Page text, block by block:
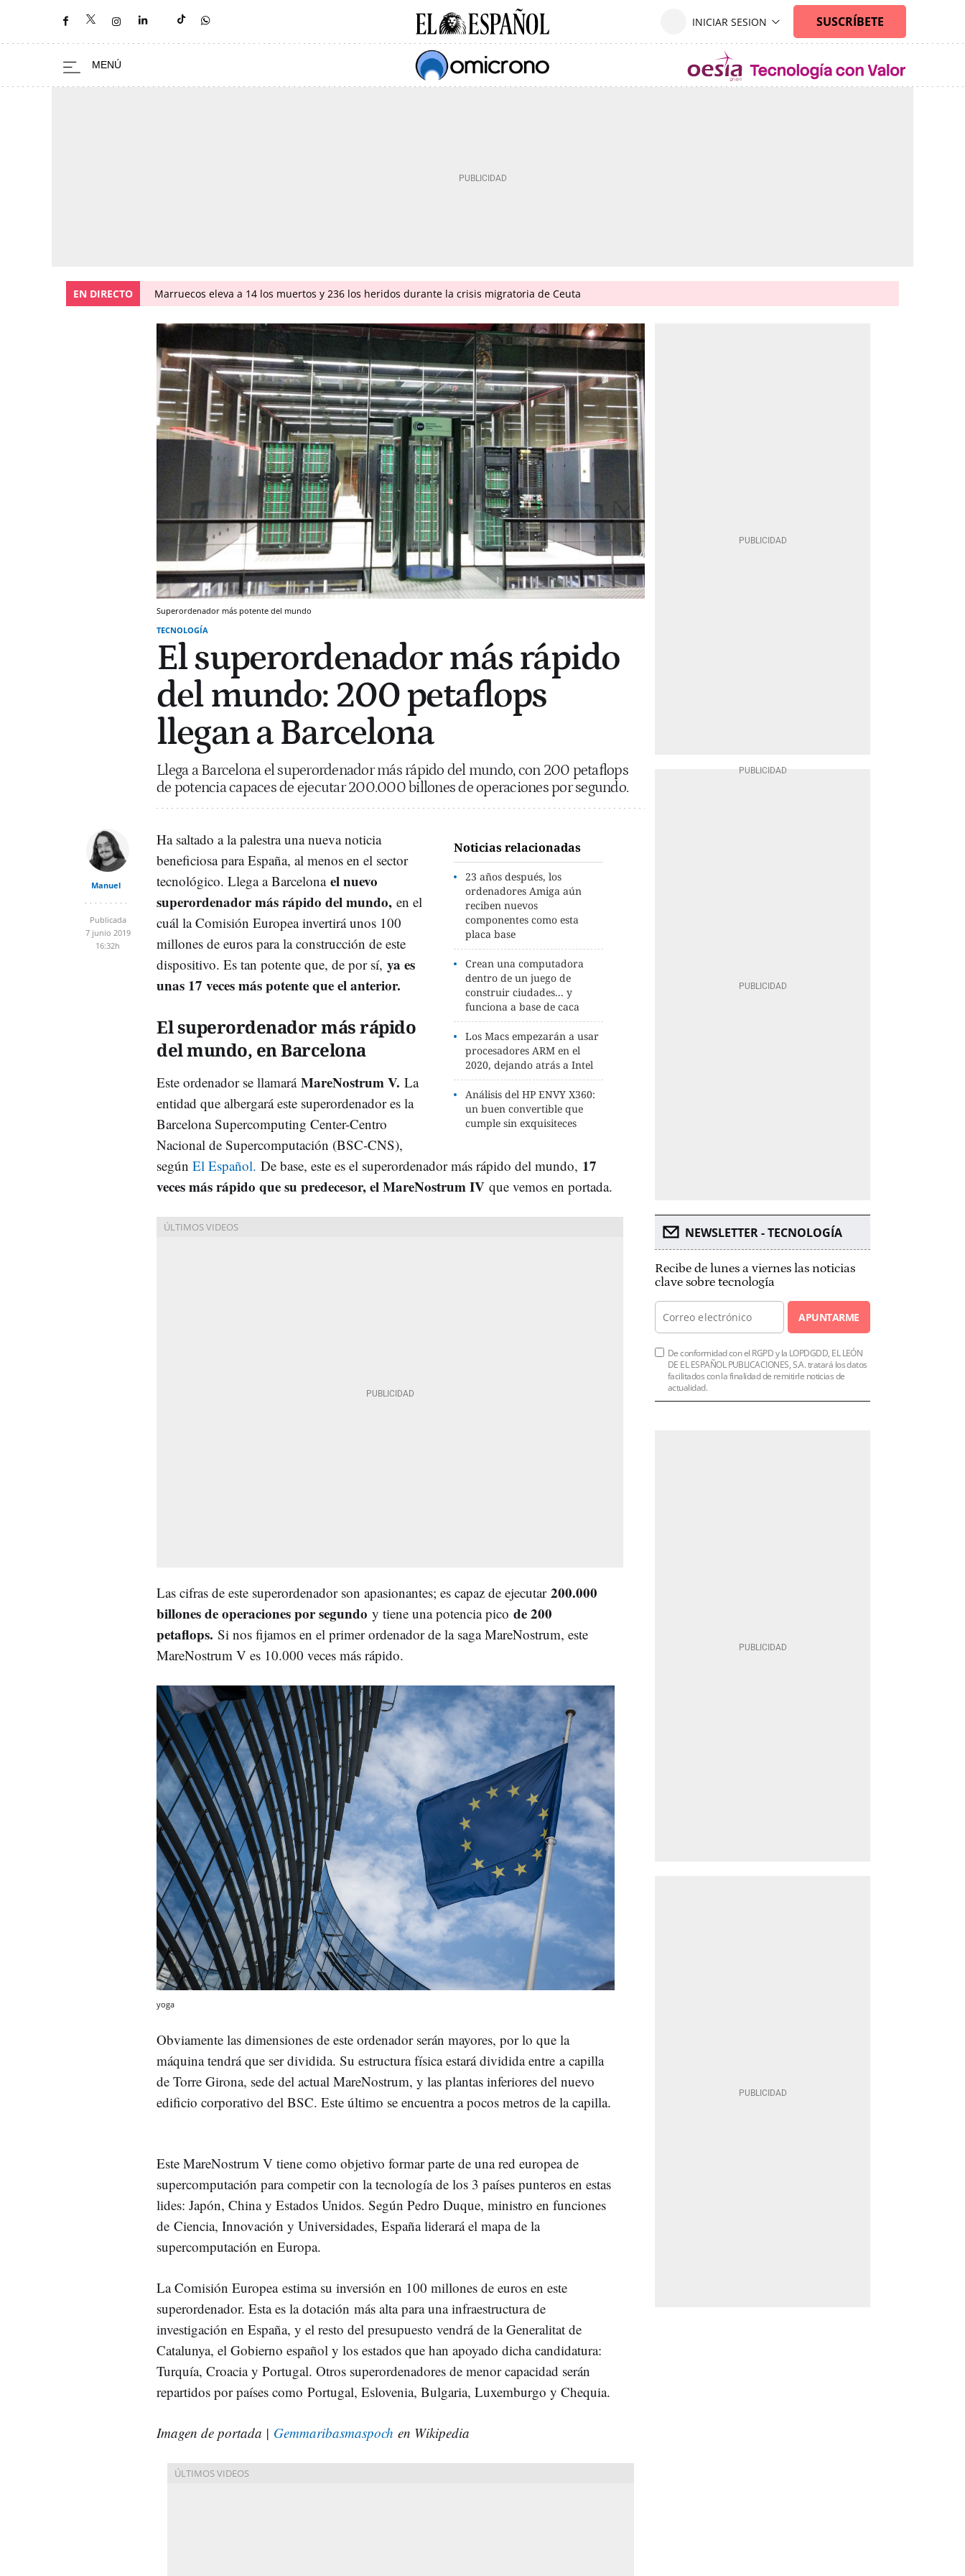
EN DIRECTO Marruecos eleva a 14 los muertos y 236 los heridos durante la crisis migratoria de Ceuta
Superordenador más potente del mundo
TECNOLOGÍA
El superordenador más rápido
del mundo: 200 petaflops
llegan a Barcelona
Llega a Barcelona el superordenador más rápido del mundo, con 200 petaflops
de potencia capaces de ejecutar 200.000 billones de operaciones por segundo.
Manuel
Publicada
7 junio 2019
16:32h
Noticias relacionadas
23 años después, los
ordenadores Amiga aún
reciben nuevos
componentes como esta
placa base
Crean una computadora
dentro de un juego de
construir ciudades... y
funciona a base de caca
Los Macs empezarán a usar
procesadores ARM en el
2020, dejando atrás a Intel
Análisis del HP ENVY X360:
un buen convertible que
cumple sin exquisiteces
Ha saltado a la palestra una nueva noticia
beneficiosa para España, al menos en el sector
tecnológico. Llega a Barcelona el nuevo
superordenador más rápido del mundo, en el
cuál la Comisión Europea invertirá unos 100
millones de euros para la construcción de este
dispositivo. Es tan potente que, de por sí, ya es
unas 17 veces más potente que el anterior.
El superordenador más rápido
del mundo, en Barcelona
Este ordenador se llamará MareNostrum V. La
entidad que albergará este superordenador es la
Barcelona Supercomputing Center-Centro
Nacional de Supercomputación (BSC-CNS),
según El Español. De base, este es el superordenador más rápido del mundo, 17
veces más rápido que su predecesor, el MareNostrum IV que vemos en portada.
Las cifras de este superordenador son apasionantes; es capaz de ejecutar 200.000
billones de operaciones por segundo y tiene una potencia pico de 200
petaflops. Si nos fijamos en el primer ordenador de la saga MareNostrum, este
MareNostrum V es 10.000 veces más rápido.
yoga
Obviamente las dimensiones de este ordenador serán mayores, por lo que la
máquina tendrá que ser dividida. Su estructura física estará dividida entre a capilla
de Torre Girona, sede del actual MareNostrum, y las plantas inferiores del nuevo
edificio corporativo del BSC. Este último se encuentra a pocos metros de la capilla.
Este MareNostrum V tiene como objetivo formar parte de una red europea de
supercomputación para competir con la tecnología de los 3 países punteros en estas
lides: Japón, China y Estados Unidos. Según Pedro Duque, ministro en funciones
de Ciencia, Innovación y Universidades, España liderará el mapa de la
supercomputación en Europa.
La Comisión Europea estima su inversión en 100 millones de euros en este
superordenador. Esta es la dotación más alta para una infraestructura de
investigación en España, y el resto del presupuesto vendrá de la Generalitat de
Catalunya, el Gobierno español y los estados que han apoyado dicha candidatura:
Turquía, Croacia y Portugal. Otros superordenadores de menor capacidad serán
repartidos por países como Portugal, Eslovenia, Bulgaria, Luxemburgo y Chequia.
Imagen de portada | Gemmaribasmaspoch en Wikipedia
NEWSLETTER - TECNOLOGÍA
Recibe de lunes a viernes las noticias
clave sobre tecnología
APUNTARME
De conformidad con el RGPD y la LOPDGDD, EL LEÓN
DE EL ESPAÑOL PUBLICACIONES, S.A. tratará los datos
facilitados con la finalidad de remitirle noticias de
actualidad.